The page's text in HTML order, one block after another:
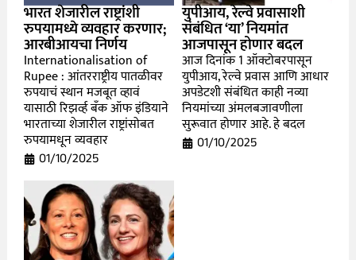
भारत शेजारील राष्ट्रांशी
रुपयामध्ये व्यवहार करणार;
आरबीआयचा निर्णय
Internationalisation of
Rupee : आंतरराष्ट्रीय पातळीवर
रुपयाचं स्थान मजबूत व्हावं
यासाठी रिझर्व्ह बँक ऑफ इंडियाने
भारताच्या शेजारील राष्ट्रांसोबत
रुपयामधून व्यवहार
01/10/2025
युपीआय, रेल्वे प्रवासाशी
संबंधित ‘या’ नियमांत
आजपासून होणार बदल
आज दिनांक 1 ऑक्टोबरपासून
युपीआय, रेल्वे प्रवास आणि आधार
अपडेटशी संबंधित काही नव्या
नियमांच्या अंमलबजावणीला
सुरूवात होणार आहे. हे बदल
01/10/2025